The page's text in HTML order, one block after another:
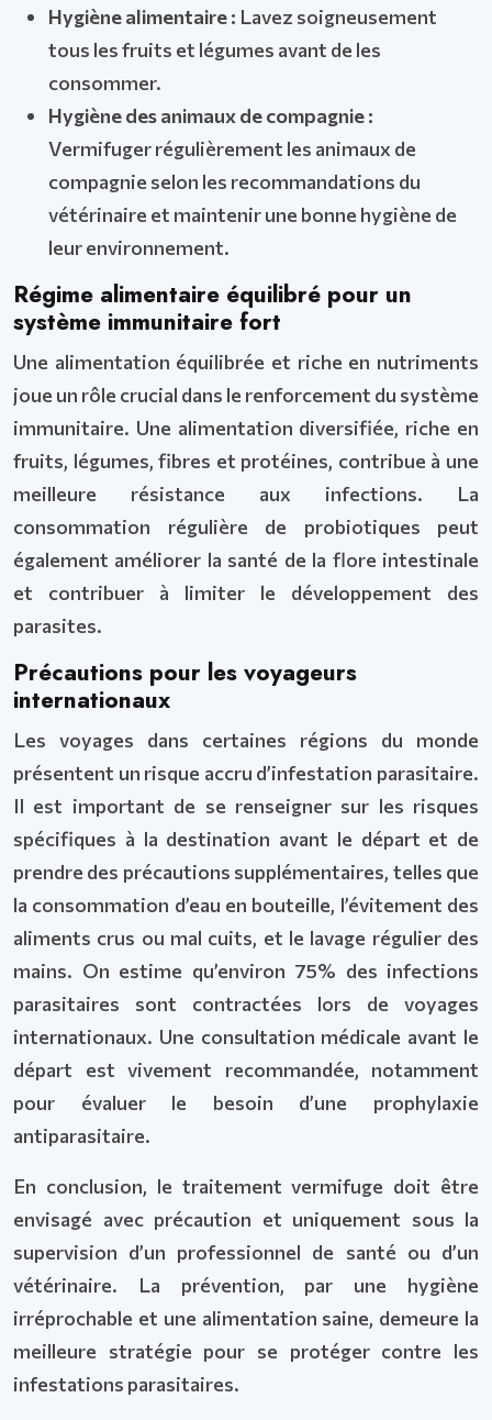
Hygiène alimentaire : Lavez soigneusement
tous les fruits et légumes avant de les
consommer.
Hygiène des animaux de compagnie :
Vermifuger régulièrement les animaux de
compagnie selon les recommandations du
vétérinaire et maintenir une bonne hygiène de
leur environnement.
Régime alimentaire équilibré pour un
système immunitaire fort
Une alimentation équilibrée et riche en nutriments
joue un rôle crucial dans le renforcement du système
immunitaire. Une alimentation diversifiée, riche en
fruits, légumes, fibres et protéines, contribue à une
meilleure résistance aux infections. La
consommation régulière de probiotiques peut
également améliorer la santé de la flore intestinale
et contribuer à limiter le développement des
parasites.
Précautions pour les voyageurs
internationaux
Les voyages dans certaines régions du monde
présentent un risque accru d’infestation parasitaire.
Il est important de se renseigner sur les risques
spécifiques à la destination avant le départ et de
prendre des précautions supplémentaires, telles que
la consommation d’eau en bouteille, l’évitement des
aliments crus ou mal cuits, et le lavage régulier des
mains. On estime qu’environ 75% des infections
parasitaires sont contractées lors de voyages
internationaux. Une consultation médicale avant le
départ est vivement recommandée, notamment
pour évaluer le besoin d’une prophylaxie
antiparasitaire.
En conclusion, le traitement vermifuge doit être
envisagé avec précaution et uniquement sous la
supervision d’un professionnel de santé ou d’un
vétérinaire. La prévention, par une hygiène
irréprochable et une alimentation saine, demeure la
meilleure stratégie pour se protéger contre les
infestations parasitaires.